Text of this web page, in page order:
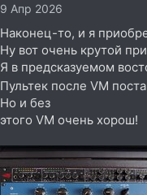
Купить jack
avc.ru
9 Апр 2026
Наконец-то, и я
Ну вот очень крутой
Я в предсказуемом
Пультек после VM
Но и без
этого VM очень хорош!